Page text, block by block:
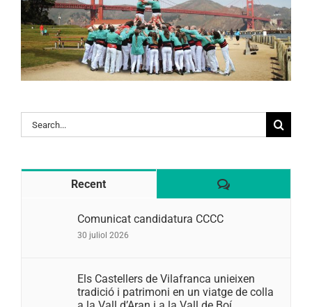
Search
for:
Recent Comentaris
Comunicat candidatura CCCC
30 juliol 2026
Els Castellers de Vilafranca unieixen
tradició i patrimoni en un viatge de colla